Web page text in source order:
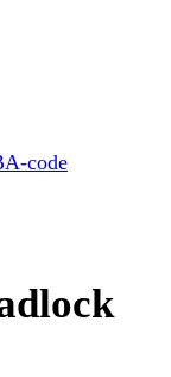
code